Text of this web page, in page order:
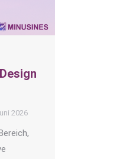
2026